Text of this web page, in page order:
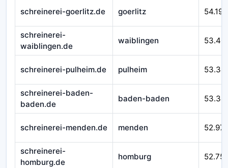
schreinerei-goerlitz.de goerlitz 54.193
schreinerei-
waiblingen.de
waiblingen
schreinerei-pulheim.de pulheim
schreinerei-baden-
baden.de
baden-baden
schreinerei-menden.de menden
schreinerei-
homburg.de
homburg